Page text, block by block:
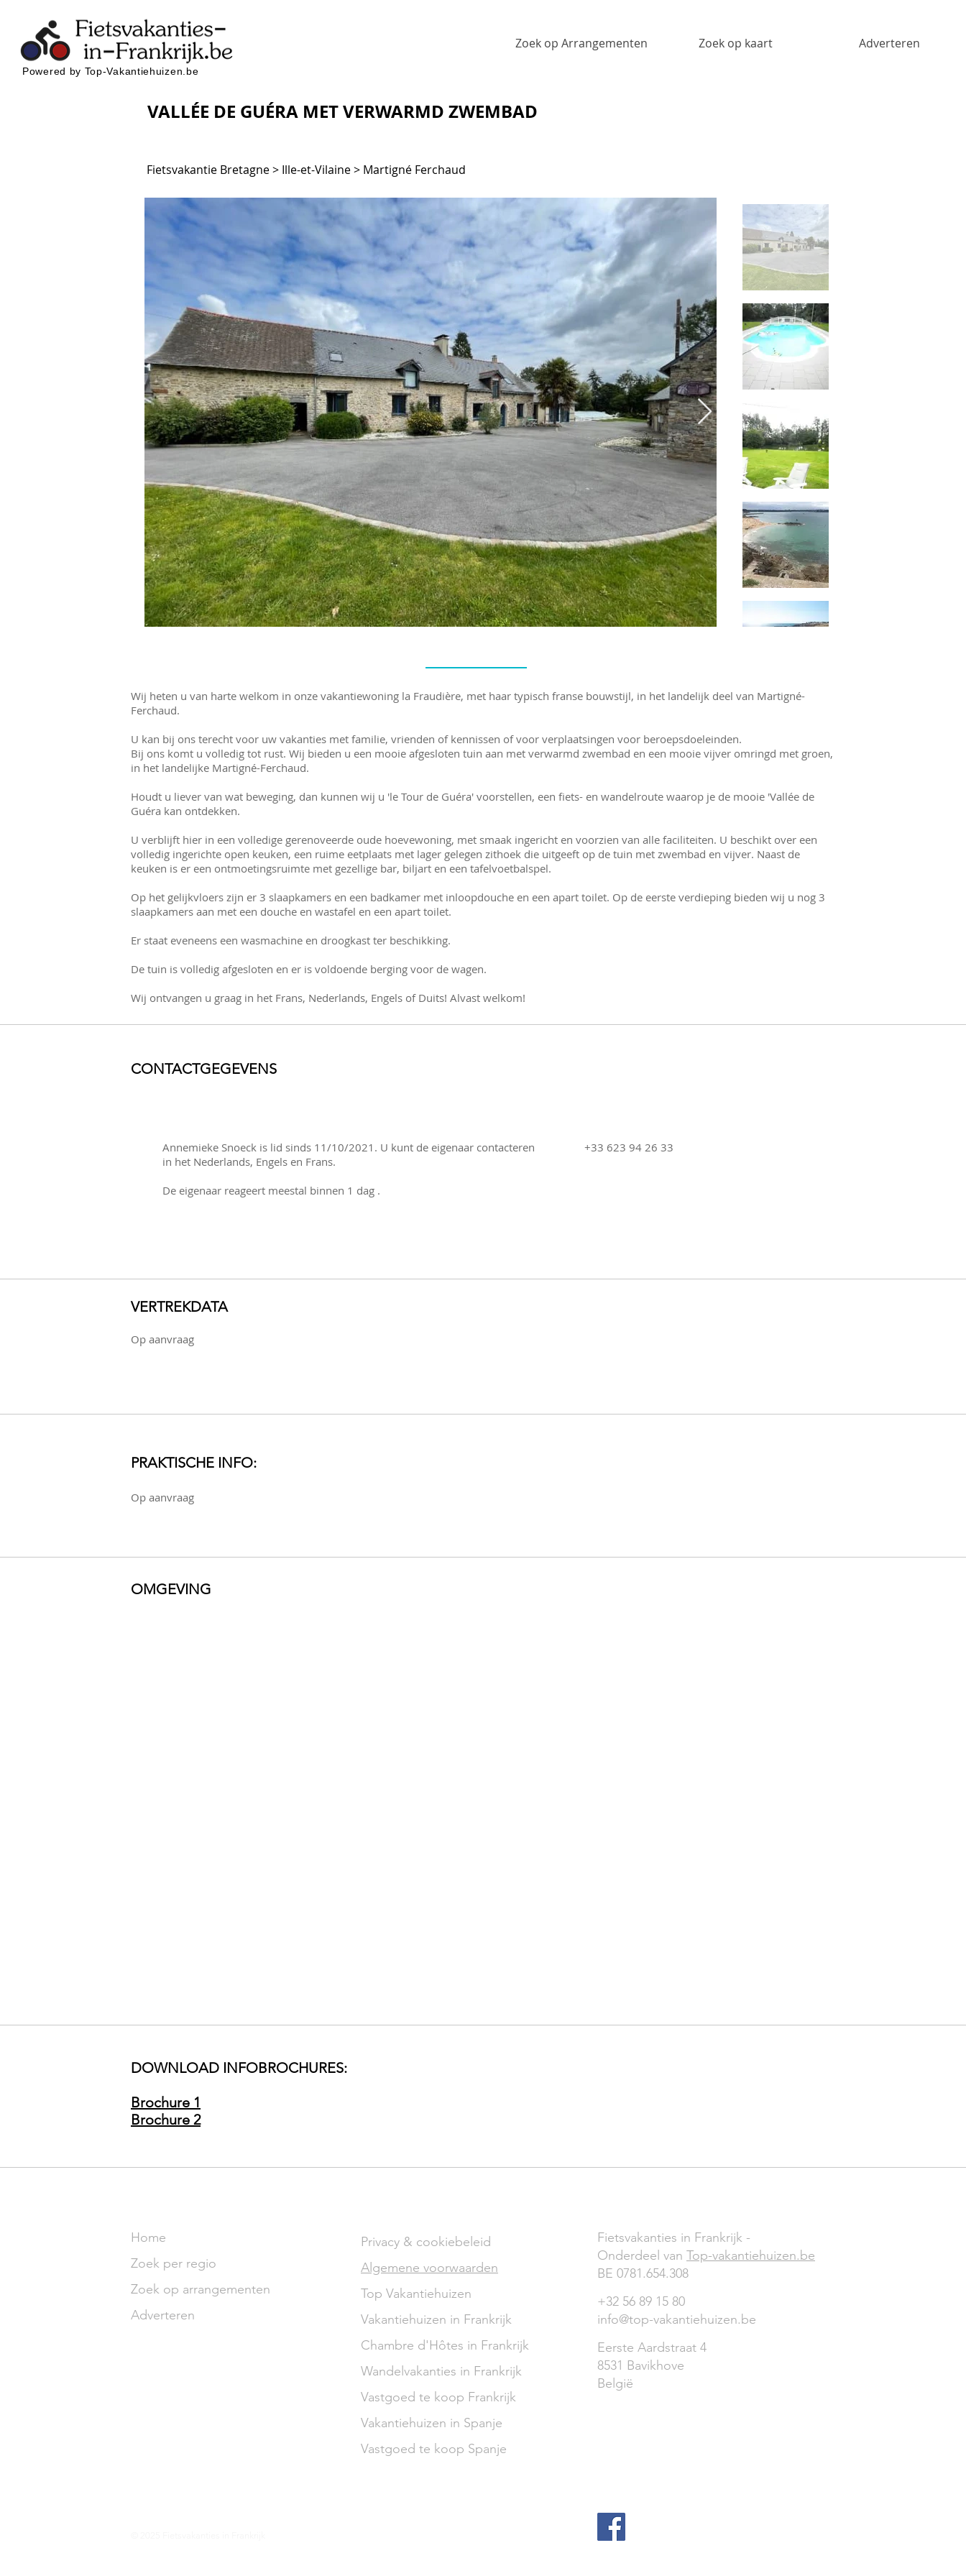
Powered by Top-Vakantiehuizen.be
Zoek op Arrangementen Zoek op kaart Adverteren
VALLÉE DE GUÉRA MET VERWARMD ZWEMBAD
Fietsvakantie Bretagne > Ille-et-Vilaine > Martigné Ferchaud
Pierre Lampaert
Wij heten u van harte welkom in onze vakantiewoning la Fraudière, met haar typisch franse bouwstijl, in het landelijk deel van Martigné-
Ferchaud.
U kan bij ons terecht voor uw vakanties met familie, vrienden of kennissen of voor verplaatsingen voor beroepsdoeleinden.
Bij ons komt u volledig tot rust. Wij bieden u een mooie afgesloten tuin aan met verwarmd zwembad en een mooie vijver omringd met groen,
in het landelijke Martigné-Ferchaud.
Houdt u liever van wat beweging, dan kunnen wij u 'le Tour de Guéra' voorstellen, een fiets- en wandelroute waarop je de mooie 'Vallée de
Guéra kan ontdekken.
U verblijft hier in een volledige gerenoveerde oude hoevewoning, met smaak ingericht en voorzien van alle faciliteiten. U beschikt over een
volledig ingerichte open keuken, een ruime eetplaats met lager gelegen zithoek die uitgeeft op de tuin met zwembad en vijver. Naast de
keuken is er een ontmoetingsruimte met gezellige bar, biljart en een tafelvoetbalspel.
Op het gelijkvloers zijn er 3 slaapkamers en een badkamer met inloopdouche en een apart toilet. Op de eerste verdieping bieden wij u nog 3
slaapkamers aan met een douche en wastafel en een apart toilet.
Er staat eveneens een wasmachine en droogkast ter beschikking.
De tuin is volledig afgesloten en er is voldoende berging voor de wagen.
Wij ontvangen u graag in het Frans, Nederlands, Engels of Duits! Alvast welkom!
CONTACTGEGEVENS
Annemieke Snoeck is lid sinds 11/10/2021. U kunt de eigenaar contacteren
in het Nederlands, Engels en Frans.
De eigenaar reageert meestal binnen 1 dag .
+33 623 94 26 33
VERTREKDATA
Op aanvraag
PRAKTISCHE INFO:
Op aanvraag
OMGEVING
DOWNLOAD INFOBROCHURES:
Brochure 1
Brochure 2
Home
Zoek per regio
Zoek op arrangementen
Adverteren
Privacy & cookiebeleid
Algemene voorwaarden
Top Vakantiehuizen
Vakantiehuizen in Frankrijk
Chambre d'Hôtes in Frankrijk
Wandelvakanties in Frankrijk
Vastgoed te koop Frankrijk
Vakantiehuizen in Spanje
Vastgoed te koop Spanje
Fietsvakanties in Frankrijk -
Onderdeel van Top-vakantiehuizen.be
BE 0781.654.308
+32 56 89 15 80
info@top-vakantiehuizen.be
Eerste Aardstraat 4
8531 Bavikhove
België